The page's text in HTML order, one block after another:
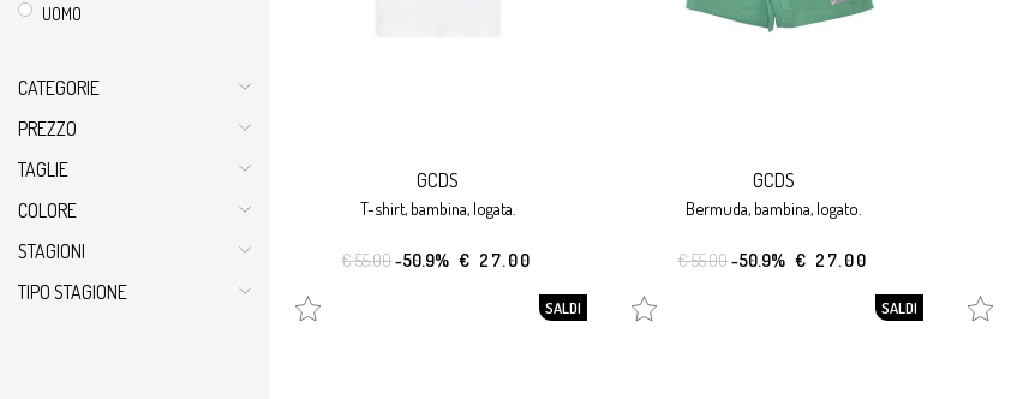
UOMO
CATEGORIE
PREZZO
TAGLIE
COLORE
STAGIONI
TIPO STAGIONE
GCDS
t-shirt, bambina, logata.
€ 55.00-50.9% € 27.00
GCDS
bermuda, bambina, logato.
€ 55.00-50.9% € 27.00
SALDI SALDI